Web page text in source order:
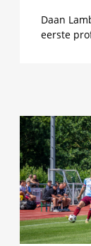
Daan
eerste